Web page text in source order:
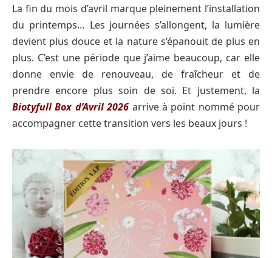
La fin du mois d’avril marque pleinement l’installation
du printemps… Les journées s’allongent, la lumière
devient plus douce et la nature s’épanouit de plus en
plus. C’est une période que j’aime beaucoup, car elle
donne envie de renouveau, de fraîcheur et de
prendre encore plus soin de soi. Et justement, la
Biotyfull Box d’Avril 2026 arrive à point nommé pour
accompagner cette transition vers les beaux jours !